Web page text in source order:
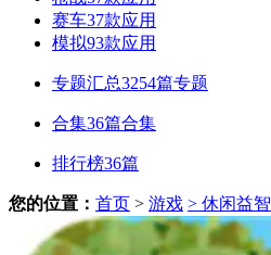
赛车37款应用
模拟93款应用
专题汇总3254篇专题
合集36篇合集
排行榜36篇
您的位置： 首页 > 游戏 > 休闲益智